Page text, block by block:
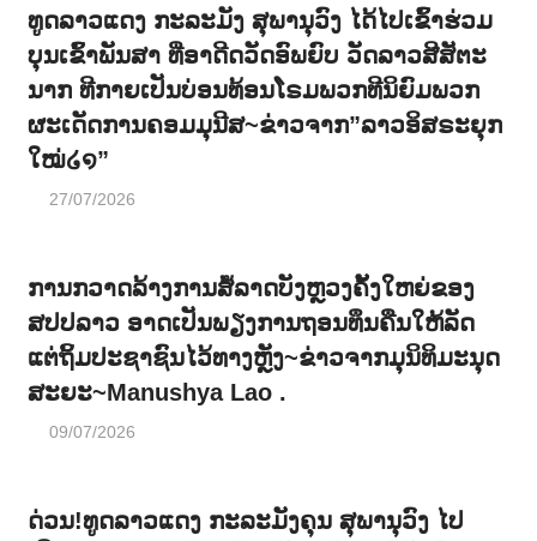
ທູດລາວແດງ ກະລະມັງ ສຸພານຸວົງ ໄດ້ໄປເຂົ້າຮ່ວມ
ບຸນເຂົ້າພັນສາ ທີ່ອາດີດວັດອົພຍົບ ວັດລາວສີສັຕະ
ນາກ ທີກາຍເປັນບ່ອນທ້ອນໂຣມພວກທີນິຍົມພວກ
ຜະເດັດການຄອມມຸນີສ~ຂ່າວຈາກ”ລາວອິສຣະຍຸກ
ໃໝ່໒໑”
27/07/2026
ການກວາດລ້າງການສໍ້ລາດບັງຫຼວງຄັ້ງໃຫຍ່ຂອງ
ສປປລາວ ອາດເປັນພຽງການຖອນທຶນຄືນໃຫ້ລັດ
ແຕ່ຖິ້ມປະຊາຊົນໄວ້ທາງຫຼັງ~ຂ່າວຈາກມຸນິທິມະນຸດ
ສະຍະ~Manushya Lao .
09/07/2026
ດ່ວນ!ທູດລາວແດງ ກະລະມັງຄຸນ ສຸພານຸວົງ ໄປ